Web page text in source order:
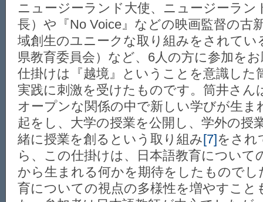
ニュージーランド大使、ニュージーラン
長）や『No Voice』などの映画監督の古
域創生のユニークな取り組みをされてい
県教育委員会）など、6人の方に参加を
仕掛けは『越境』ということを意識した
実践に刺激を受けたものです。筒井さん
オープンな関係の中で新しい学びが生ま
起をし、大学の授業を公開し、学外の授
緒に授業を創るという取り組み[7]をされ
ら、この仕掛けは、日本語教育について
から生まれる何かを期待をしたものでし
育についての視点の多様性を増やすこと